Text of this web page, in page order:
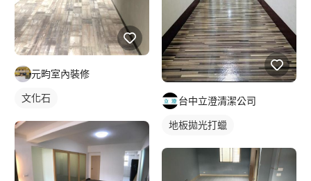
元畇室內裝修
文化石 台中立澄清潔公司
地板拋光打蠟